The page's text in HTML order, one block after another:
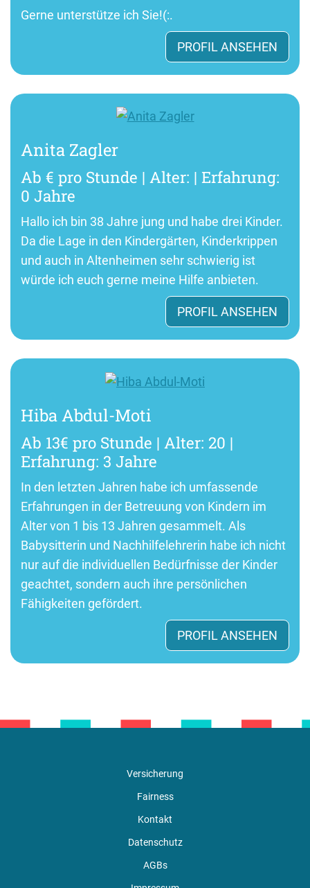
Gerne unterstütze ich Sie!(:.
PROFIL ANSEHEN
Anita Zagler
Ab € pro Stunde | Alter: | Erfahrung:
0 Jahre
Hallo ich bin 38 Jahre jung und habe drei Kinder.
Da die Lage in den Kindergärten, Kinderkrippen
und auch in Altenheimen sehr schwierig ist
würde ich euch gerne meine Hilfe anbieten.
PROFIL ANSEHEN
Hiba Abdul-Moti
Ab 13€ pro Stunde | Alter: 20 |
Erfahrung: 3 Jahre
In den letzten Jahren habe ich umfassende
Erfahrungen in der Betreuung von Kindern im
Alter von 1 bis 13 Jahren gesammelt. Als
Babysitterin und Nachhilfelehrerin habe ich nicht
nur auf die individuellen Bedürfnisse der Kinder
geachtet, sondern auch ihre persönlichen
Fähigkeiten gefördert.
PROFIL ANSEHEN
Versicherung
Fairness
Kontakt
Datenschutz
AGBs